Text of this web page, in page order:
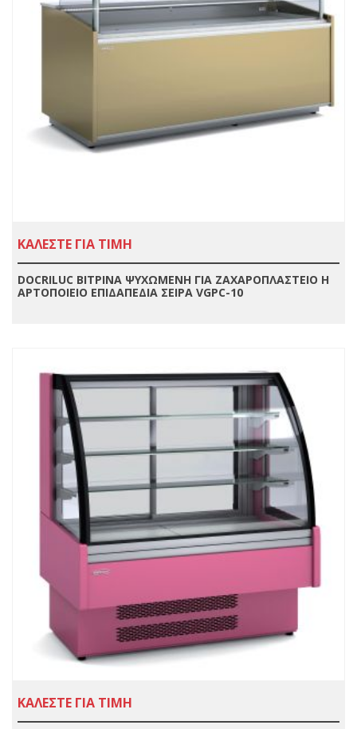
ΚΑΛΕΣΤΕ ΓΙΑ ΤΙΜΗ
DOCRILUC ΒΙΤΡΙΝΑ ΨΥΧΩΜΕΝΗ ΓΙΑ ΖΑΧΑΡΟΠΛΑΣΤΕΙΟ Η
ΑΡΤΟΠΟΙΕΙΟ ΕΠΙΔΑΠΕΔΙΑ ΣΕΙΡΑ VGPC-10
ΚΑΛΕΣΤΕ ΓΙΑ ΤΙΜΗ